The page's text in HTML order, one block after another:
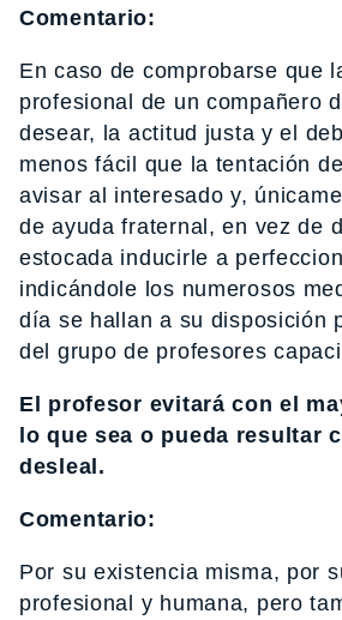
Comentario:
En caso de comprobarse que
profesional de un compañero
desear, la actitud justa y el
menos fácil que la tentación
avisar al interesado y,
de ayuda fraternal, en vez de
estocada inducirle a
indicándole los numerosos
día se hallan a su disposición
del grupo de profesores
El profesor evitará con el
lo que sea o pueda resultar
desleal.
Comentario:
Por su existencia misma, por
profesional y humana, pero